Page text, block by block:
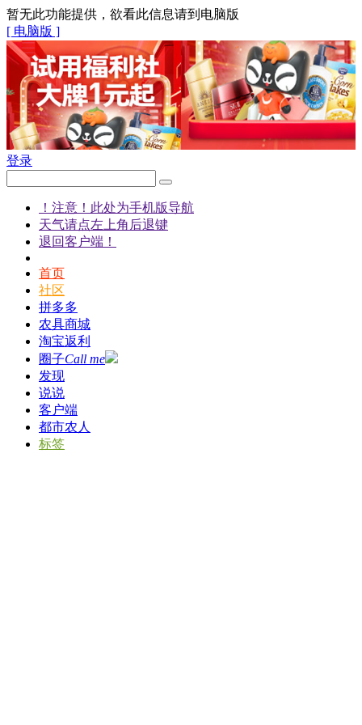
暂无此功能提供，欲看此信息请到电脑版
[ 电脑版 ]
登录
！注意！此处为手机版导航
天气请点左上角后退键
退回客户端！
首页
社区
拼多多
农具商城
淘宝返利
圈子Call me
发现
说说
客户端
都市农人
标签